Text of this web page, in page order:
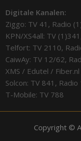
Digitale Kanalen:
Ziggo: TV 41, Radio
KPN/XS4all: TV
Telfort: TV 2110,
CaiwAy: TV 12/62,
XMS / Edutel /
Solcon: TV 841, Radio
T-Mobile: TV 788
Copyright ©